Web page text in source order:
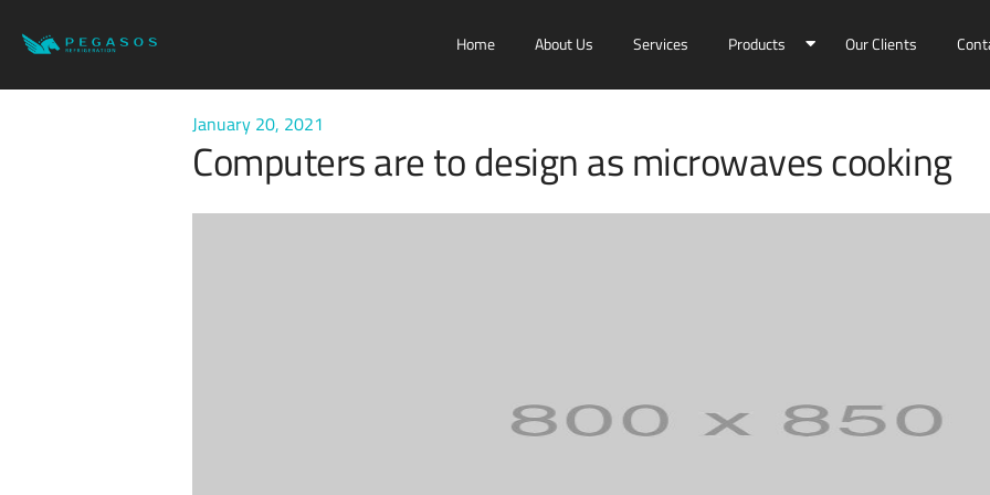
Home About Us Services Products Our Clients
January 20, 2021
Computers are to design as microwaves cooking